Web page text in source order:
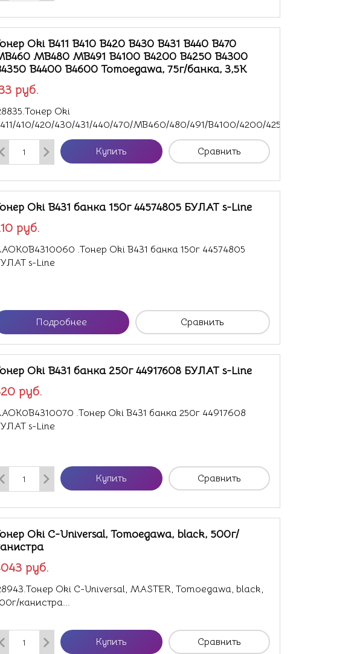
руб.
Oki B411 B410 B420 B430 B431 B440 B470
MB480 MB491 B4100 B4200 B4250 B4300
B4400 B4600 Tomoegawa, 75г/банка, 3,5K
Oki
410/420/430/431/440/470/MB460/480/491/B4100/4200/4250/4300...
Купить Сравнить
руб.
Oki B431 банка 150г 44574805 БУЛАТ s-Line
.Тонер Oki B431 банка 150г 44574805
s-Line
Подробнее Сравнить
руб.
Oki B431 банка 250г 44917608 БУЛАТ s-Line
.Тонер Oki B431 банка 250г 44917608
s-Line
Купить Сравнить
руб.
Oki C-Universal, Tomoegawa, black, 500г/
Oki C-Universal, MASTER, Tomoegawa, black,
канистра...
Купить Сравнить